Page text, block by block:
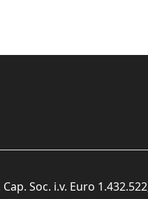
Soc. i.v. Euro